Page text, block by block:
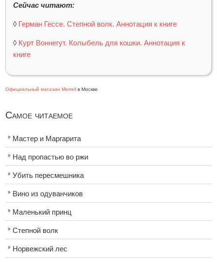
Сейчас читают:
◊ Герман Гессе. Степной волк. Аннотация к книге
◊ Курт Воннегут. Колыбель для кошки. Аннотация к
книге
Официальный магазин Merrell в Москве
Самое читаемое
Мастер и Маргарита
Над пропастью во ржи
Убить пересмешника
Вино из одуванчиков
Маленький принц
Степной волк
Норвежский лес